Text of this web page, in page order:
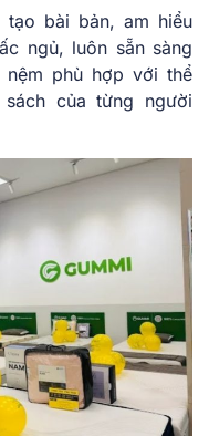
bài bản, am hiểu
ngủ, luôn sẵn sàng
phù hợp với thể
của từng người